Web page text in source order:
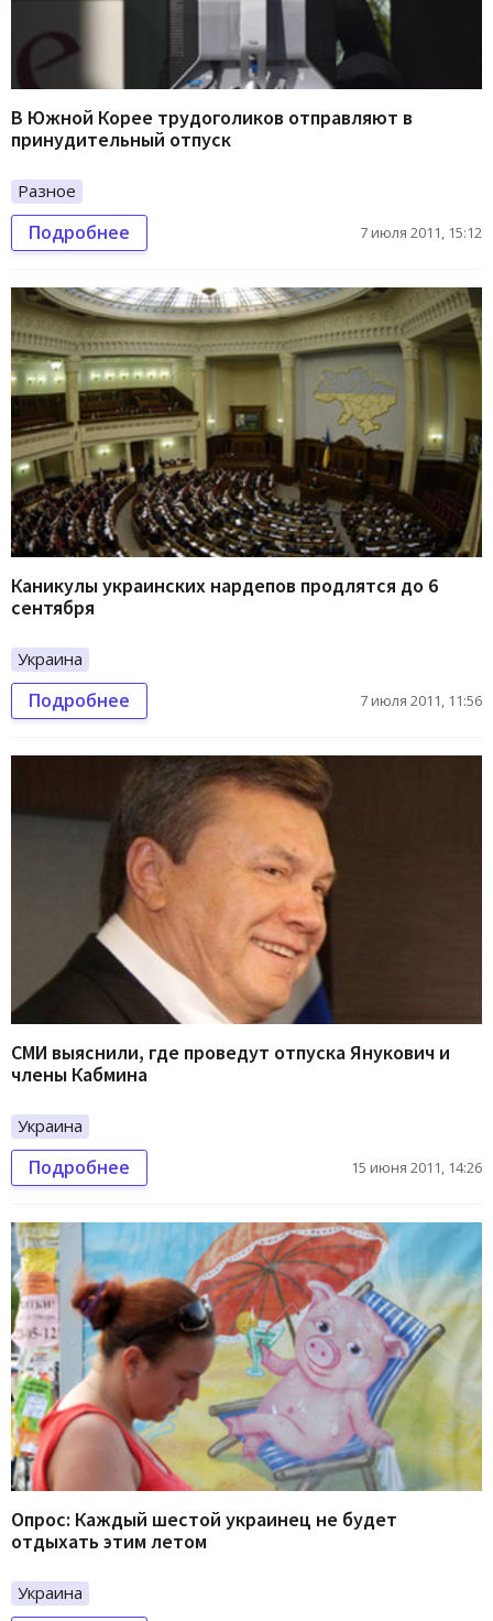
В Южной Корее трудоголиков отправляют в
принудительный отпуск
Разное
Подробнее 7 июля 2011, 15:12
Каникулы украинских нардепов продлятся до 6
сентября
Украина
Подробнее 7 июля 2011, 11:56
СМИ выяснили, где проведут отпуска Янукович и
члены Кабмина
Украина
Подробнее 15 июня 2011, 14:26
Опрос: Каждый шестой украинец не будет
отдыхать этим летом
Украина